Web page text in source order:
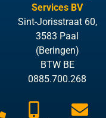
Services BV
Sint-Jorisstraat 60,
3583 Paal
(Beringen)
BTW BE
0885.700.268